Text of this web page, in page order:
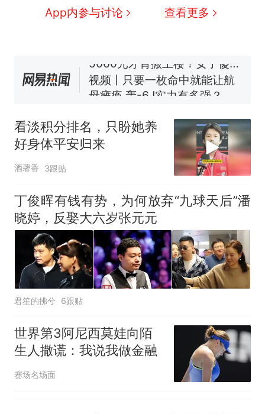
App内参与讨论 查看更多
新 全球唯一没有法定首都的国
了……
视频丨只要一枚命中就能让航
母瘫痪 轰-6J实力有多强？
电力部门回应
台风"白海豚"登陆 中心附近最
大风力14级
十多万人报名的考试，成绩
看淡积分排名，只盼她养
好身体平安归来
酒馨香 3跟贴
丁俊晖有钱有势，为何放弃“九球天后”潘
晓婷，反娶大六岁张元元
君笙的拂兮 6跟贴
世界第3阿尼西莫娃向陌
生人撒谎：我说我做金融
赛场名场面